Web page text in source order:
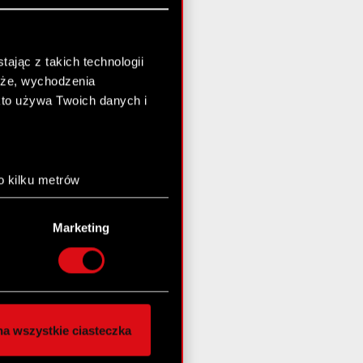
z takich technologii
wychodzenia
używa Twoich danych i
kilku metrów
(fingerprinting,
preferencje w
chwili.
i
innymi danymi
z naszej witryny,
Marketing
wszystkie ciasteczka